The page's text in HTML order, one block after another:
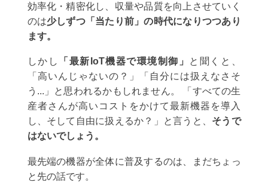
効率化・精密化し、収量や品質を向上させていく
のは少しずつ「当たり前」の時代になりつつあり
ます。
しかし 「最新IoT機器で環境制御」 と聞くと、
「高いんじゃないの？」「自分には扱えなさそ
う...」と思われるかもしれません。 「すべての生
産者さんが高いコストをかけて最新機器を導入
し、そして自由に扱えるか？」と言うと、 そうで
はないでしょう。
最先端の機器が全体に普及するのは、まだちょっ
と先の話です。